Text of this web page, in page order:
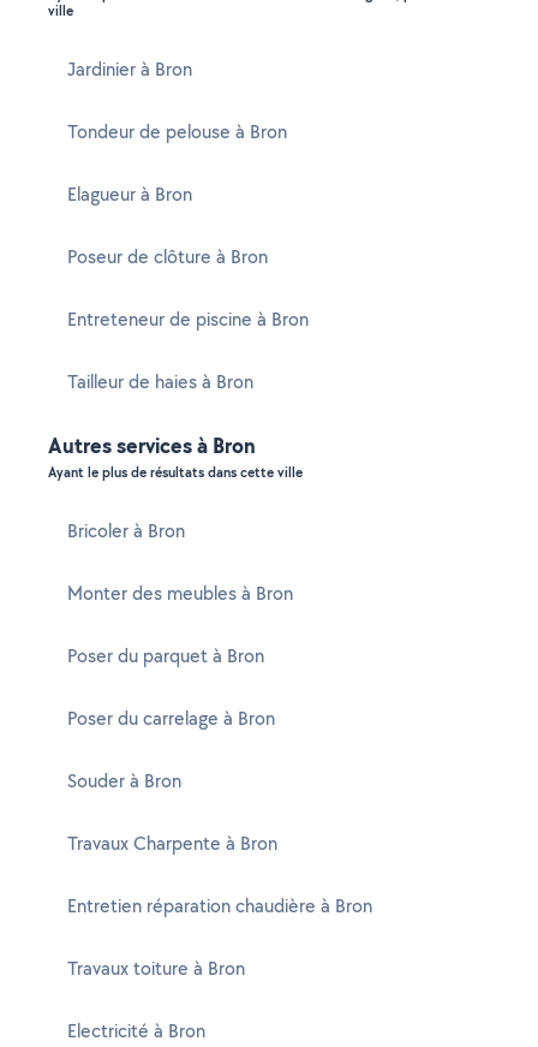
ville
Jardinier à Bron
Tondeur de pelouse à Bron
Elagueur à Bron
Poseur de clôture à Bron
Entreteneur de piscine à Bron
Tailleur de haies à Bron
Autres services à Bron
Ayant le plus de résultats dans cette ville
Bricoler à Bron
Monter des meubles à Bron
Poser du parquet à Bron
Poser du carrelage à Bron
Souder à Bron
Travaux Charpente à Bron
Entretien réparation chaudière à Bron
Travaux toiture à Bron
Electricité à Bron